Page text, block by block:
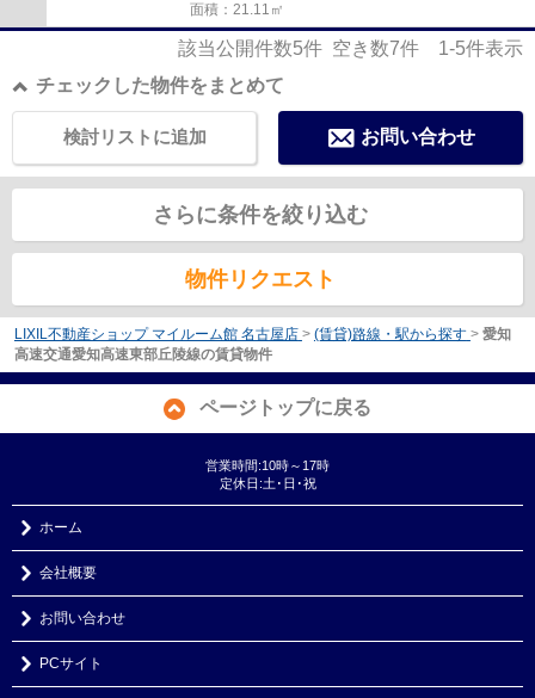
面積：21.11㎡
該当公開件数5件 空き数7件 1-5件表示
チェックした物件をまとめて
お問い合わせ
検討リストに追加
さらに条件を絞り込む
物件リクエスト
LIXIL不動産ショップ マイルーム館 名古屋店 > (賃貸)路線・駅から探す > 愛知
高速交通愛知高速東部丘陵線の賃貸物件
ページトップに戻る
営業時間:10時～17時
定休日:土･日･祝
ホーム
会社概要
お問い合わせ
PCサイト